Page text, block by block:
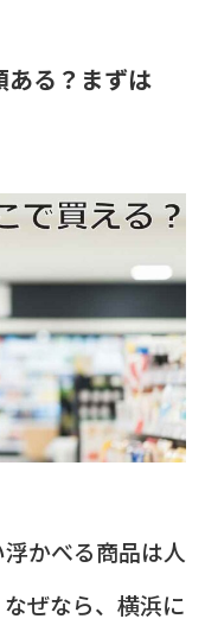
ある？まずは
浮かべる商品は人
ぜなら、横浜に